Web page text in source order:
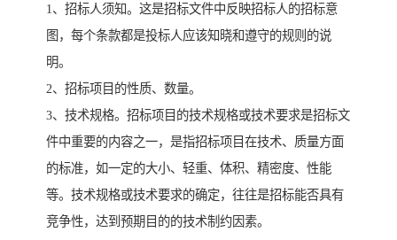
1、招标人须知。这是招标文件中反映招标人的招标意
图，每个条款都是投标人应该知晓和遵守的规则的说
明。
2、招标项目的性质、数量。
3、技术规格。招标项目的技术规格或技术要求是招标文
件中重要的内容之一，是指招标项目在技术、质量方面
的标准，如一定的大小、轻重、体积、精密度、性能
等。技术规格或技术要求的确定，往往是招标能否具有
竞争性，达到预期目的的技术制约因素。